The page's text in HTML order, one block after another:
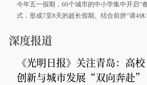
今年五一假期，60个城市的中小学集中开启“
式，形成7至8天的超长假期。结合前拼“请4休
深度报道
《光明日报》关注青岛：高校
创新与城市发展“双向奔赴”